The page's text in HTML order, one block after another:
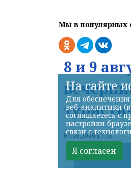
Мы в популярных
8 и 9
07.08.2026 17:56
На сайте
Для
веб-аналитики
соглашаетесь с
настройки
связи с
Я согласен